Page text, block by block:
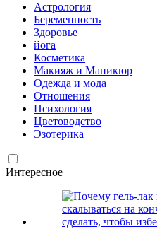
Астрология
Беременность
Здоровье
йога
Косметика
Макияж и Маникюр
Одежда и мода
Отношения
Психология
Цветоводство
Эзотерика
Интересное